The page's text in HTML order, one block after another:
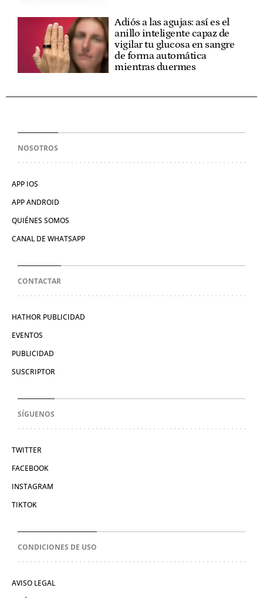
Adiós a las agujas: así es el
anillo inteligente capaz de
vigilar tu glucosa en sangre
de forma automática
mientras duermes
NOSOTROS
APP IOS
APP ANDROID
QUIÉNES SOMOS
CANAL DE WHATSAPP
CONTACTAR
HATHOR PUBLICIDAD
EVENTOS
PUBLICIDAD
SUSCRIPTOR
SÍGUENOS
TWITTER
FACEBOOK
INSTAGRAM
TIKTOK
CONDICIONES DE USO
AVISO LEGAL